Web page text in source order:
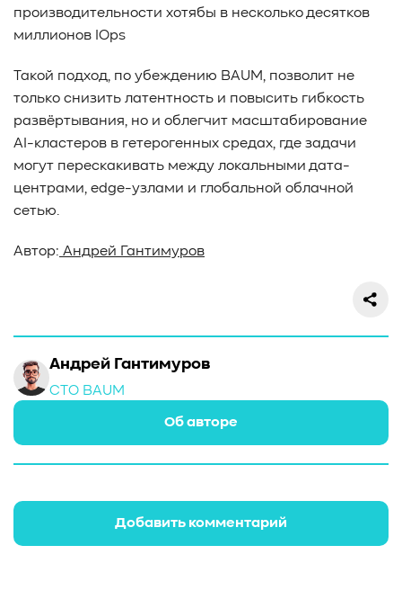
производительности хотябы в несколько десятков
миллионов IOps
Такой подход, по убеждению BAUM, позволит не
только снизить латентность и повысить гибкость
развёртывания, но и облегчит масштабирование
AI-кластеров в гетерогенных средах, где задачи
могут перескакивать между локальными дата-
центрами, edge-узлами и глобальной облачной
сетью.
Автор: Андрей Гантимуров
Андрей Гантимуров
CTO BAUM
Об авторе
Добавить комментарий